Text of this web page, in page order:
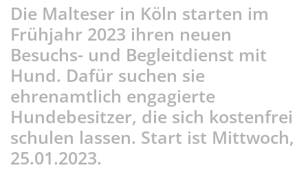
Die Malteser in Köln starten im
Frühjahr 2023 ihren neuen
Besuchs- und Begleitdienst mit
Hund. Dafür suchen sie
ehrenamtlich engagierte
Hundebesitzer, die sich kostenfrei
schulen lassen. Start ist Mittwoch,
25.01.2023.